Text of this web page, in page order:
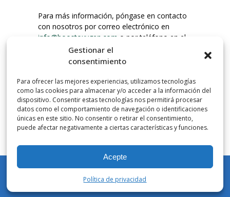
Gestionar el
consentimiento
Para ofrecer las mejores experiencias, utilizamos tecnologías
como las cookies para almacenar y/o acceder a la información del
dispositivo. Consentir estas tecnologías nos permitirá procesar
datos como el comportamiento de navegación o identificaciones
únicas en este sitio. No consentir o retirar el consentimiento,
puede afectar negativamente a ciertas características y funciones.
Acepte
Política de privacidad
Para más información, póngase en contacto
con nosotros por correo electrónico en
info@boostoxygen.com o por teléfono en el
203.331.8100.
INSTRUCCIONES DE USO
Colocar hasta la boca, presionar firmemente
el botón e inhalar. Coloque la mascarilla
debajo de la nariz y sobre la boca. Presione el
gatillo hacia abajo para activar el flujo. Inspire
por la boca.
NÚMERO DE INHALACIONES
Los botes de bolsillo Boost Oxygen contienen
más de 3 litros de oxígeno respirable de
Aviator. Esto equivale a aproximadamente 60